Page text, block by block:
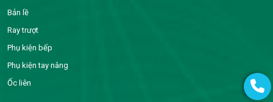
Bản lề
Ray trượt
Phụ kiện bếp
Phụ kiện tay nâng
Ốc liên